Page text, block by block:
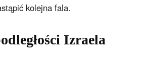
kolejna fala.
Izraela